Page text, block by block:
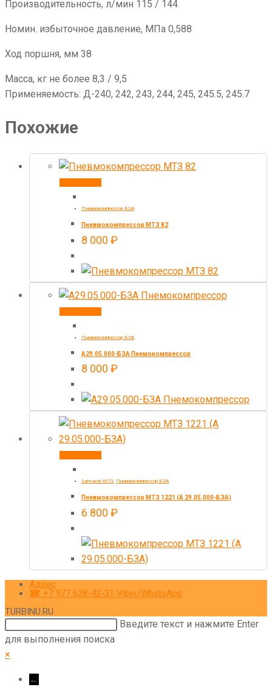
Производительность, л/мин 115 / 144
Номин. избыточное давление, МПа 0,588
Ход поршня, мм 38
Масса, кг не более 8,3 / 9,5
Применяемость: Д-240, 242, 243, 244, 245, 245.5, 245.7
Похожие
Пневмокомпрессор БЗА
Пневмокомпрессор МТЗ 82
8 000 ₽
Пневмокомпрессор БЗА
А29.05.000-БЗА Пнемокомпрессор
8 000 ₽
Запчасти МТЗ, Пневмокомпрессор БЗА
Пневмокомпрессор МТЗ 1221 (А 29.05.000-БЗА)
6 800 ₽
Адрес
☎ +7 977 628-42-31 Viber/WhatsApp
TURBINU.RU
Поиск
на
сайте
Введите текст и нажмите Enter
для выполнения поиска
×
←